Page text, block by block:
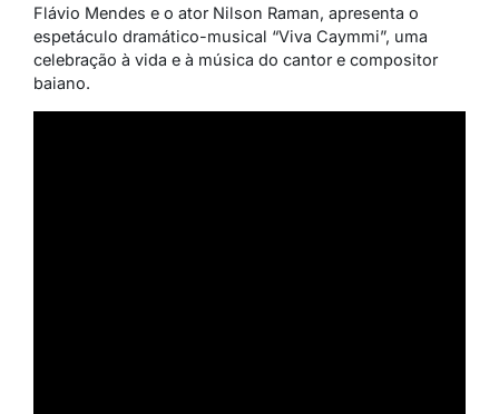
Flávio Mendes e o ator Nilson Raman, apresenta o
espetáculo dramático-musical “Viva Caymmi”, uma
celebração à vida e à música do cantor e compositor
baiano.